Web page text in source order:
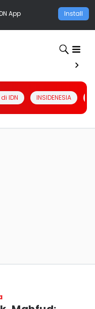
App Install
IDN INSIDENESIA